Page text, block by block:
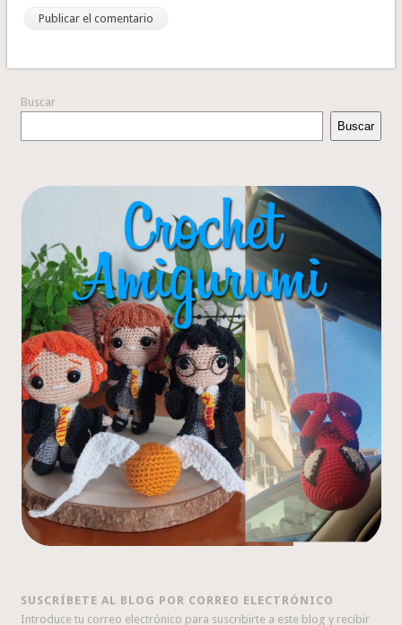
Buscar
Buscar
SUSCRÍBETE AL BLOG POR CORREO ELECTRÓNICO
Introduce tu correo electrónico para suscribirte a este blog y recibir